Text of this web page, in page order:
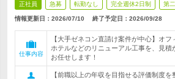
正社員 急募 転勤なし 完全週休2日制 第
情報更新日：2026/07/10 終了予定日： 2026/09/28
仕事内容
【大手ゼネコン直請け案件が中心】オフ
ホテルなどのリニューアル工事を、見積
お任せします！
【前職以上の年収を目指せる評価制度